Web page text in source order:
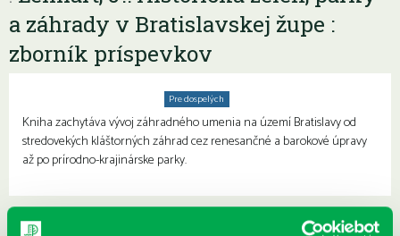
a záhrady v Bratislavskej župe :
zborník príspevkov
Pre dospelých
Kniha zachytáva vývoj záhradného umenia na území Bratislavy od
stredovekých kláštorných záhrad cez renesančné a barokové úpravy
až po prírodno-krajinárske parky.